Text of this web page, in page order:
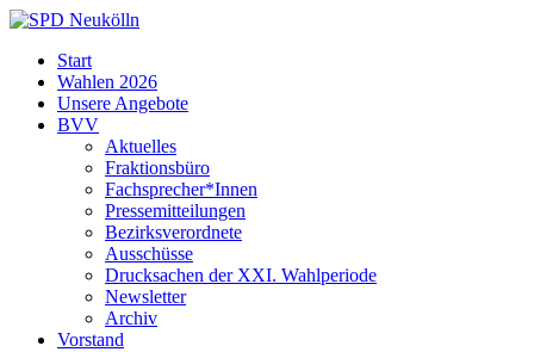
Skip
content
Neukölln
Start
Wahlen 2026
Unsere Angebote
BVV
Aktuelles
Fraktionsbüro
Fachsprecher*Innen
Pressemitteilungen
Bezirksverordnete
Ausschüsse
Drucksachen der XXI. Wahlperiode
Newsletter
Archiv
Vorstand